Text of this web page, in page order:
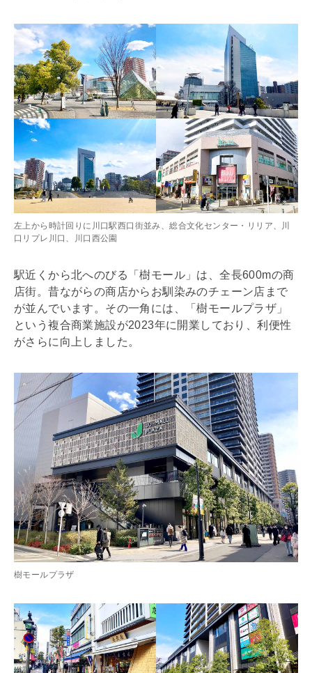
左上から時計回りに川口駅西口街並み、総合文化センター・リリア、川
口リプレ川口、川口西公園
駅近くから北へのびる「樹モール」は、全長600mの商
店街。昔ながらの商店からお馴染みのチェーン店まで
が並んでいます。その一角には、「樹モールプラザ」
という複合商業施設が2023年に開業しており、利便性
がさらに向上しました。
樹モールプラザ